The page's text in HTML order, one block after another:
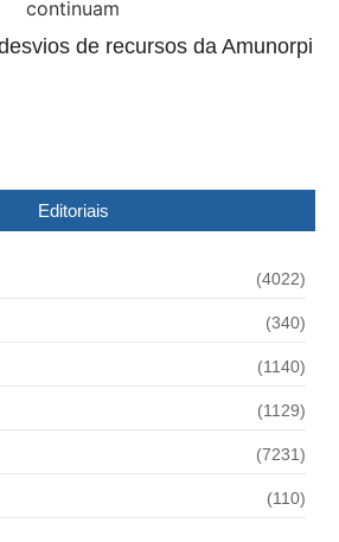
de recursos da Amunorpi
Editoriais
(4022)
(340)
(1140)
(1129)
(7231)
(110)